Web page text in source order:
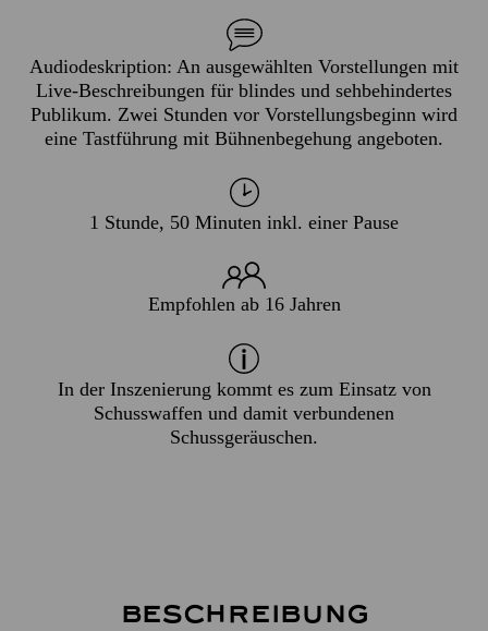
Audiodeskription: An ausgewählten Vorstellungen mit
Live-Beschreibungen für blindes und sehbehindertes
Publikum. Zwei Stunden vor Vorstellungsbeginn wird
eine Tastführung mit Bühnenbegehung angeboten.
1 Stunde, 50 Minuten inkl. einer Pause
Empfohlen ab 16 Jahren
In der Inszenierung kommt es zum Einsatz von
Schusswaffen und damit verbundenen
Schussgeräuschen.
Beschreibung